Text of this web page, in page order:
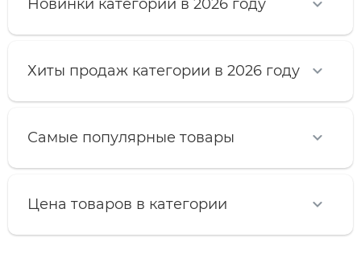
Новинки категории в 2026 году
Хиты продаж категории в 2026 году
Самые популярные товары
Цена товаров в категории